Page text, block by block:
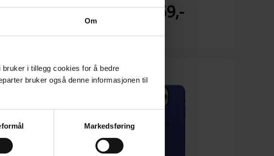
Om
i tillegg cookies for å bedre
bruker også denne informasjonen til
Markedsføring
619,- 169,-